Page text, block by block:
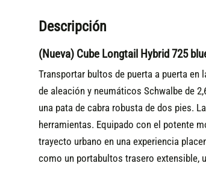
Descripción
(Nueva) Cube Longtail Hybrid 725
Transportar bultos de puerta a puerta
de aleación y neumáticos Schwalbe de
una pata de cabra robusta de dos pies.
herramientas. Equipado con el potente
trayecto urbano en una experiencia
como un portabultos trasero extensible,